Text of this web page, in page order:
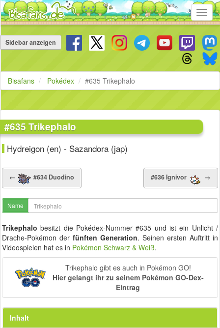
überspringen
Sidebar anzeigen
Bisafans Pokédex #635 Trikephalo
#635 Trikephalo
Hydreigon (en) - Sazandora (jap)
← #634 Duodino
Name
#636 Ignivor →
Trikephalo besitzt die Pokédex-Nummer #635 und ist ein Unlicht /
Drache-Pokémon der fünften Generation. Seinen ersten Auftritt in
Videospielen hat es in Pokémon Schwarz & Weiß.
Trikephalo gibt es auch in Pokémon GO!
Hier gelangt ihr zu seinem Pokémon GO-Dex-
Eintrag
Inhalt